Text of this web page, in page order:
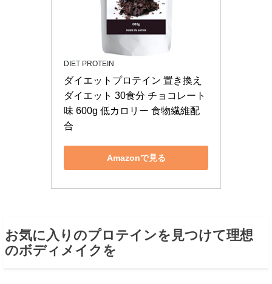
DIET PROTEIN
ダイエットプロテイン 置き換え
ダイエット 30食分 チョコレート
味 600g 低カロリー 食物繊維配
合
Amazonで見る
お気に入りのプロテインを見つけて理想
のボディメイクを